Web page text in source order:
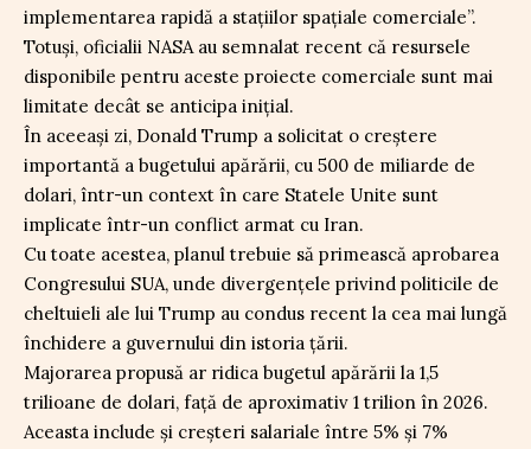
implementarea rapidă a stațiilor spațiale comerciale”.
Totuși, oficialii NASA au semnalat recent că resursele
disponibile pentru aceste proiecte comerciale sunt mai
limitate decât se anticipa inițial.
În aceeași zi, Donald Trump a solicitat o creștere
importantă a bugetului apărării, cu 500 de miliarde de
dolari, într-un context în care Statele Unite sunt
implicate într-un conflict armat cu Iran.
Cu toate acestea, planul trebuie să primească aprobarea
Congresului SUA, unde divergențele privind politicile de
cheltuieli ale lui Trump au condus recent la cea mai lungă
închidere a guvernului din istoria țării.
Majorarea propusă ar ridica bugetul apărării la 1,5
trilioane de dolari, față de aproximativ 1 trilion în 2026.
Aceasta include și creșteri salariale între 5% și 7%